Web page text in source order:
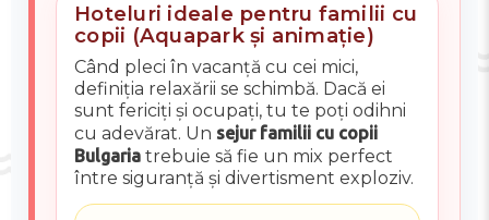
Hoteluri ideale pentru familii cu
copii (Aquapark și animație)
Când pleci în vacanță cu cei mici,
definiția relaxării se schimbă. Dacă ei
sunt fericiți și ocupați, tu te poți odihni
cu adevărat. Un sejur familii cu copii
Bulgaria trebuie să fie un mix perfect
între siguranță și divertisment exploziv.